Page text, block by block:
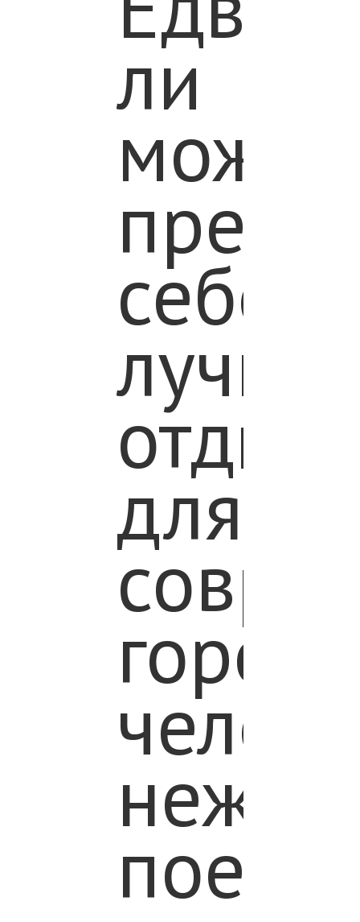
ли
можно
себе
отдых
для